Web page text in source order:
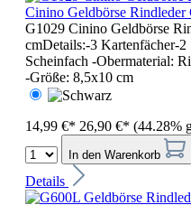
Cinino Geldbörse Rindleder
G1029 Cinino Geldbörse
cmDetails:-3 Kartenfächer-
Scheinfach -Obermaterial:
-Größe: 8,5x10 cm
14,99 €* 26,90 €* (44.28%
In den Warenkorb
Details